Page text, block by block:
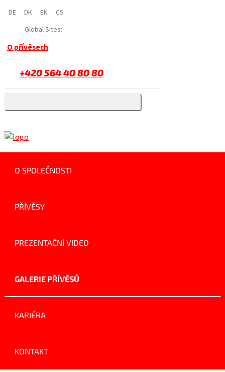
DE DK EN
CS
Global Sites:
O přívěsech
+420 564 40 80 80
O SPOLEČNOSTI
PŘÍVĚSY
PREZENTAČNÍ VIDEO
GALERIE PŘÍVĚSŮ
KARIÉRA
KONTAKT